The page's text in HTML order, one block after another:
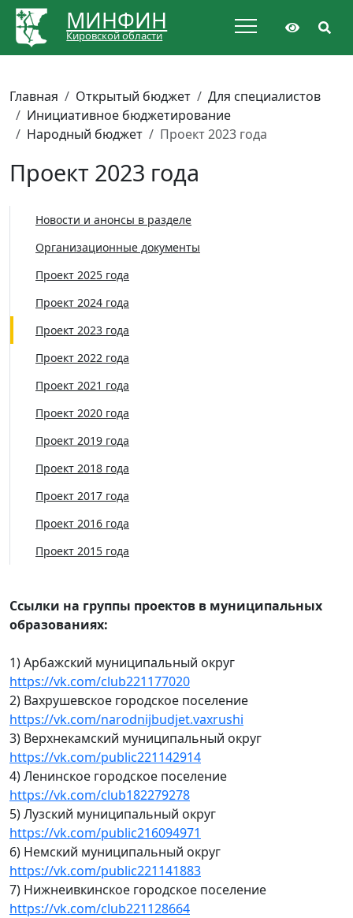
МИНФИН
Кировской области
Главная Открытый бюджет
Для специалистов
Инициативное бюджетирование
Народный бюджет
Проект 2023 года
Проект 2023 года
Ссылки на группы проектов в муниципальных
образованиях:
1) Арбажский муниципальный округ
https://vk.com/club221177020
2) Вахрушевское городское поселение
https://vk.com/narodnijbudjet.vaxrushi
3) Верхнекамский муниципальный округ
https://vk.com/public221142914
4) Ленинское городское поселение
https://vk.com/club182279278
5) Лузский муниципальный округ
https://vk.com/public216094971
6) Немский муниципальный округ
https://vk.com/public221141883
7) Нижнеивкинское городское поселение
https://vk.com/club221128664
Новости и анонсы в разделе
Организационные документы
Проект 2025 года
Проект 2024 года
Проект 2023 года
Проект 2022 года
Проект 2021 года
Проект 2020 года
Проект 2019 года
Проект 2018 года
Проект 2017 года
Проект 2016 года
Проект 2015 года